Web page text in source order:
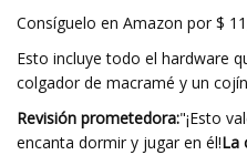
Consíguelo en Amazon por $
Esto incluye todo el hardware
colgador de macramé y un
Revisión prometedora:"¡Esto
encanta dormir y jugar en él!La